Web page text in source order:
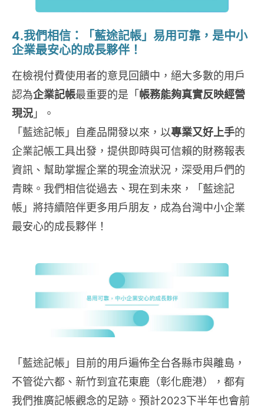
4.我們相信：「藍途記帳」易用可靠，是中小
企業最安心的成長夥伴！
在檢視付費使用者的意見回饋中，絕大多數的用戶
認為企業記帳最重要的是「 帳務能夠真實反映經營
現況 」。
「藍途記帳」自產品開發以來，以專業又好上手的
企業記帳工具出發，提供即時與可信賴的財務報表
資訊、幫助掌握企業的現金流狀況，深受用戶們的
青睞。我們相信從過去、現在到未來，「藍途記
帳」將持續陪伴更多用戶朋友，成為台灣中小企業
最安心的成長夥伴！
「藍途記帳」目前的用戶遍佈全台各縣市與離島，
不管從六都、新竹到宜花東鹿（彰化鹿港），都有
我們推廣記帳觀念的足跡。預計2023下半年也會前